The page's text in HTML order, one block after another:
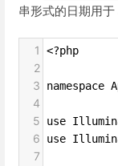
串形式的日期用于
1 <?php
2
3
namespace
4
5
use
6 use
7